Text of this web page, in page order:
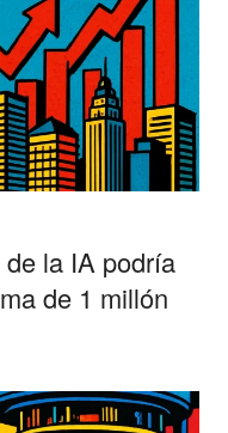
la IA podría
de 1 millón